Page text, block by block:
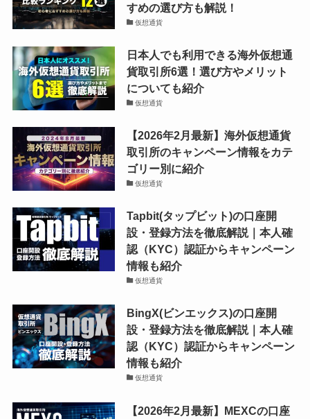
すめの選び方も解説！
仮想通貨
日本人でも利用できる海外仮想通
貨取引所6選！選び方やメリット
についても紹介
仮想通貨
【2026年2月最新】海外仮想通貨
取引所のキャンペーン情報をカテ
ゴリー別に紹介
仮想通貨
Tapbit(タップビット)の口座開
設・登録方法を徹底解説｜本人確
認（KYC）認証からキャンペーン
情報も紹介
仮想通貨
BingX(ビンエックス)の口座開
設・登録方法を徹底解説｜本人確
認（KYC）認証からキャンペーン
情報も紹介
仮想通貨
【2026年2月最新】MEXCの口座